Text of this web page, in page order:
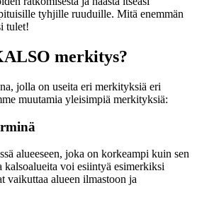
tyhjille ruuduille. Mitä enemmän
tulet!
merkitys?
jolla on useita eri merkityksiä eri
muutamia yleisimpiä merkityksiä:
alueeseen, joka on korkeampi kuin sen
voi esiintyä esimerkiksi
vaikuttaa alueen ilmastoon ja